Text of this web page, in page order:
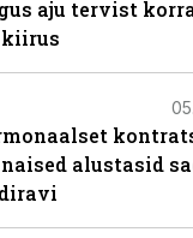
aju tervist
alustasid